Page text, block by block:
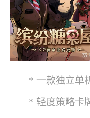
* 一款独立单
* 轻度策略卡